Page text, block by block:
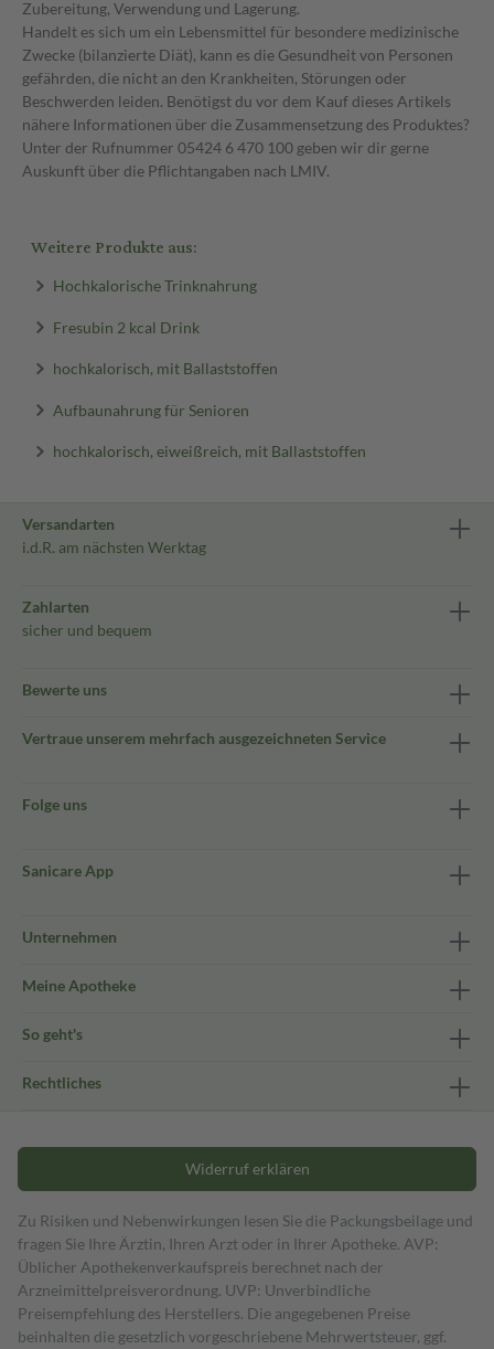
Zubereitung, Verwendung und Lagerung.
Handelt es sich um ein Lebensmittel für besondere medizinische
Zwecke (bilanzierte Diät), kann es die Gesundheit von Personen
gefährden, die nicht an den Krankheiten, Störungen oder
Beschwerden leiden. Benötigst du vor dem Kauf dieses Artikels
nähere Informationen über die Zusammensetzung des Produktes?
Unter der Rufnummer 05424 6 470 100 geben wir dir gerne
Auskunft über die Pflichtangaben nach LMIV.
Weitere Produkte aus:
Hochkalorische Trinknahrung
Fresubin 2 kcal Drink
hochkalorisch, mit Ballaststoffen
Aufbaunahrung für Senioren
hochkalorisch, eiweißreich, mit Ballaststoffen
Versandarten
i.d.R. am nächsten Werktag
Zahlarten
sicher und bequem
Bewerte uns
Vertraue unserem mehrfach ausgezeichneten Service
Folge uns
Sanicare App
Unternehmen
Meine Apotheke
So geht's
Rechtliches
Widerruf erklären
Zu Risiken und Nebenwirkungen lesen Sie die Packungsbeilage und
fragen Sie Ihre Ärztin, Ihren Arzt oder in Ihrer Apotheke. AVP:
Üblicher Apothekenverkaufspreis berechnet nach der
Arzneimittelpreisverordnung. UVP: Unverbindliche
Preisempfehlung des Herstellers. Die angegebenen Preise
beinhalten die gesetzlich vorgeschriebene Mehrwertsteuer, ggf.